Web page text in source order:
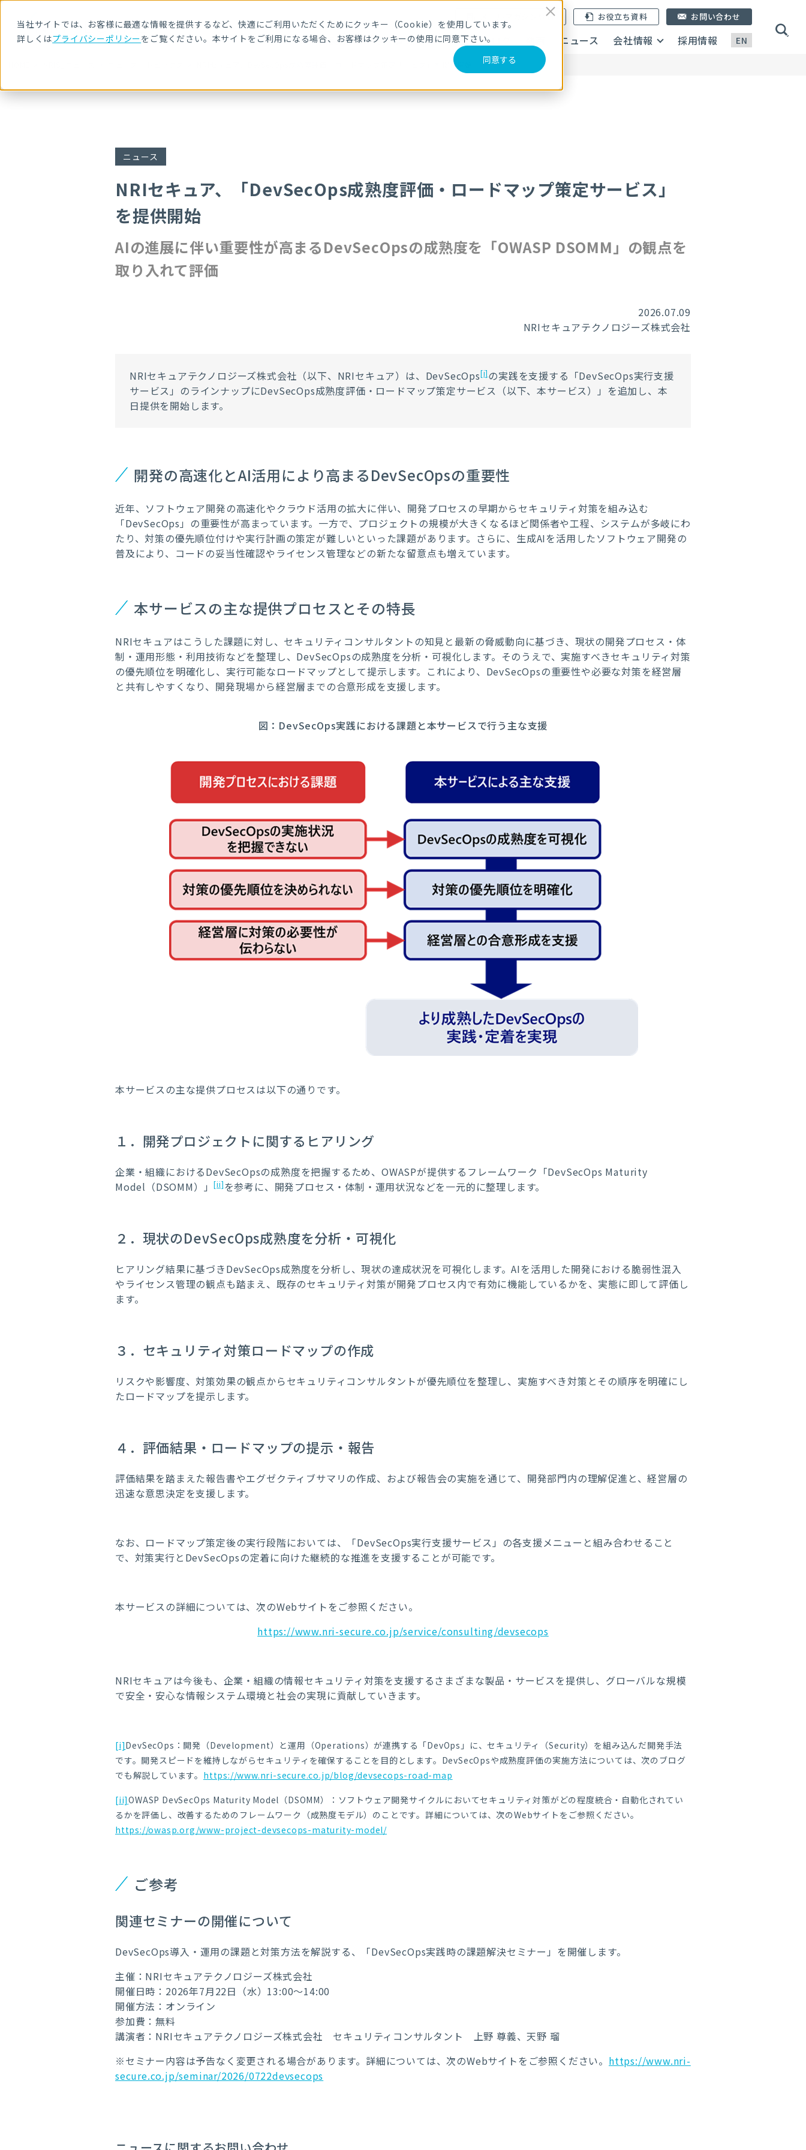
当社サイトでは、お客様に最適な情報を提供するなど、快適にご利用いただくためにクッキー（Cookie）を使用しています。
詳しくはプライバシーポリシーをご覧ください。本サイトをご利用になる場合、お客様はクッキーの使用に同意下さい。
同意する
EN
メールマガジン登録 お役立ち資料
サービス・製品 導入事例 セミナー ブログ ニュース 会社情報 採用情報
お問い合わせ
NRIセキュア、DevSecOps成熟度評価・ロードマップ策定サービス」を提供開始
ニュース
NRIセキュア、「DevSecOps成熟度評価・ロードマップ策定サービス」
を提供開始
AIの進展に伴い重要性が高まるDevSecOpsの成熟度を「OWASP DSOMM」の観点を
取り入れて評価
2026.07.09
NRIセキュアテクノロジーズ株式会社
NRIセキュアテクノロジーズ株式会社（以下、NRIセキュア）は、DevSecOps[i]の実践を支援する 「DevSecOps実行支援
サービス」のラインナップにDevSecOps成熟度評価・ロードマップ策定サービス（以下、本サービス）」を追加し、本
日提供を開始します。
開発の高速化とAI活用により高まるDevSecOpsの重要性
近年、ソフトウェア開発の高速化やクラウド活用の拡大に伴い、開発プロセスの早期からセキュリティ対策を組み込む
「DevSecOps」の重要性が高まっています。一方で、プロジェクトの規模が大きくなるほど関係者や工程、システムが多岐にわ
たり、対策の優先順位付けや実行計画の策定が難しいといった課題があります。さらに、生成AIを活用したソフトウェア開発の
普及により、コードの妥当性確認やライセンス管理などの新たな留意点も増えています。
本サービスの主な提供プロセスとその特長
NRIセキュアはこうした課題に対し、セキュリティコンサルタントの知見と最新の脅威動向に基づき、現状の開発プロセス・体
制・運用形態・利用技術などを整理し、DevSecOpsの成熟度を分析・可視化します。そのうえで、実施すべきセキュリティ対策
の優先順位を明確化し、実行可能なロードマップとして提示します。これにより、DevSecOpsの重要性や必要な対策を経営層
と共有しやすくなり、開発現場から経営層までの合意形成を支援します。
図： DevSecOps実践における課題と本サービスで行う主な支援
本サービスの主な提供プロセスは以下の通りです。
１．開発プロジェクトに関するヒアリング
企業・組織におけるDevSecOpsの成熟度を把握するため、OWASPが提供するフレームワーク「DevSecOps Maturity
Model（DSOMM）」[ii]を参考に、開発プロセス・体制・運用状況などを一元的に整理します。
２．現状のDevSecOps成熟度を分析・可視化
ヒアリング結果に基づきDevSecOps成熟度を分析し、現状の達成状況を可視化します。AIを活用した開発における脆弱性混入
やライセンス管理の観点も踏まえ、既存のセキュリティ対策が開発プロセス内で有効に機能しているかを、実態に即して評価し
ます。
３．セキュリティ対策ロードマップの作成
リスクや影響度、対策効果の観点からセキュリティコンサルタントが優先順位を整理し、実施すべき対策とその順序を明確にし
たロードマップを提示します。
４．評価結果・ロードマップの提示・報告
評価結果を踏まえた報告書やエグゼクティブサマリの作成、および報告会の実施を通じて、開発部門内の理解促進と、経営層の
迅速な意思決定を支援します。
なお、ロードマップ策定後の実行段階においては、「DevSecOps実行支援サービス 」の各支援メニューと組み合わせること
で、対策実行とDevSecOpsの定着に向けた継続的な推進を支援することが可能です。
本サービスの詳細については、次のWebサイトをご参照ください。
https://www.nri-secure.co.jp/service/consulting/devsecops
NRIセキュアは今後も、企業・組織の情報セキュリティ対策を支援するさまざまな製品・サービスを提供し、グローバルな規模
で安全・安心な情報システム環境と社会の実現に貢献していきます。
[i]DevSecOps：開発（Development）と運用（Operations）が連携する「DevOps」に、セキュリティ（Security）を組み込んだ開発手法
です。開発スピードを維持しながらセキュリティを確保することを目的とします。DevSecOpsや成熟度評価の実施方法については、次のブログ
でも解説しています。 https://www.nri-secure.co.jp/blog/devsecops-road-map
[ii]OWASP DevSecOps Maturity Model（DSOMM）：ソフトウェア開発サイクルにおいてセキュリティ対策がどの程度統合・自動化されてい
るかを評価し、改善するためのフレームワーク（成熟度モデル）のことです。詳細については、次のWebサイトをご参照ください。
https://owasp.org/www-project-devsecops-maturity-model/
ご参考
関連セミナーの開催について
DevSecOps導入・運用の課題と対策方法を解説する、「DevSecOps実践時の課題解決セミナー」を開催します。
主催： NRIセキュアテクノロジーズ株式会社
開催日時：2026年7月22日（水）13:00～14:00
開催方法：オンライン
参加費：無料
講演者：NRIセキュアテクノロジーズ株式会社 セキュリティコンサルタント 上野 尊義、天野 瑠
※セミナー内容は予告なく変更される場合があります。詳細については、次のWebサイトをご参照ください。 https://www.nri-
secure.co.jp/seminar/2026/0722devsecops